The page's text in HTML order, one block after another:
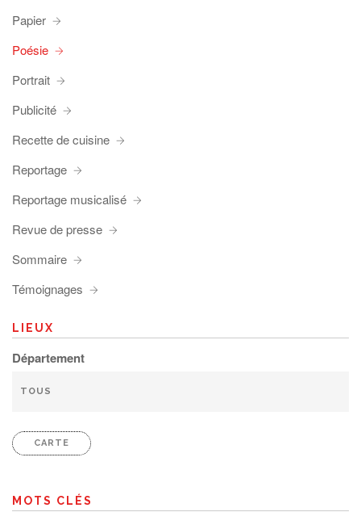
Papier
Poésie
Portrait
Publicité
Recette de cuisine
Reportage
Reportage musicalisé
Revue de presse
Sommaire
Témoignages
LIEUX
Département
CARTE
MOTS CLÉS